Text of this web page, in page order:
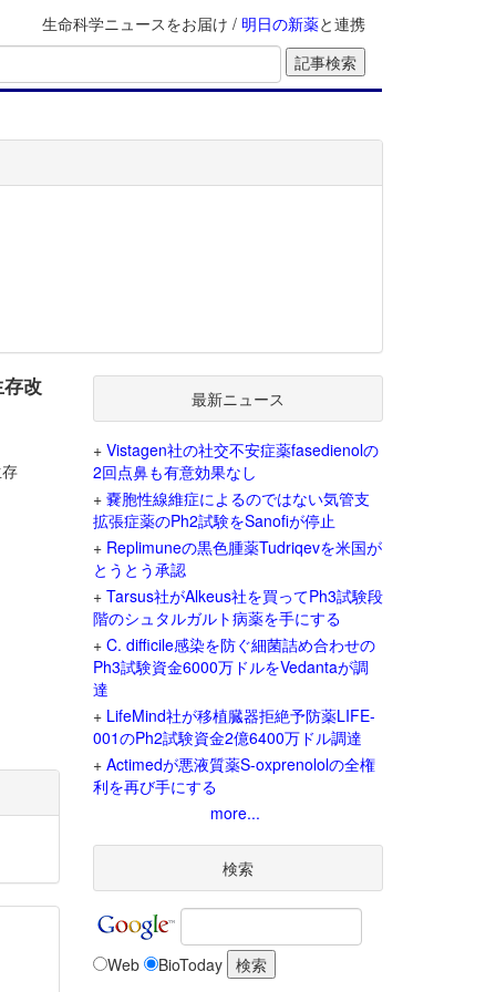
生命科学ニュースをお届け / 明日の新薬と連携
改 最新ニュース
+ Vistagen社の社交不安症薬fasedienolの
2回点鼻も有意効果なし
+ 嚢胞性線維症によるのではない気管支
拡張症薬のPh2試験をSanofiが停止
+ Replimuneの黒色腫薬Tudriqevを米国が
とうとう承認
+ Tarsus社がAlkeus社を買ってPh3試験段
階のシュタルガルト病薬を手にする
+ C. difficile感染を防ぐ細菌詰め合わせの
Ph3試験資金6000万ドルをVedantaが調
達
+ LifeMind社が移植臓器拒絶予防薬LIFE-
001のPh2試験資金2億6400万ドル調達
+ Actimedが悪液質薬S-oxprenololの全権
利を再び手にする
more...
検索
Web BioToday